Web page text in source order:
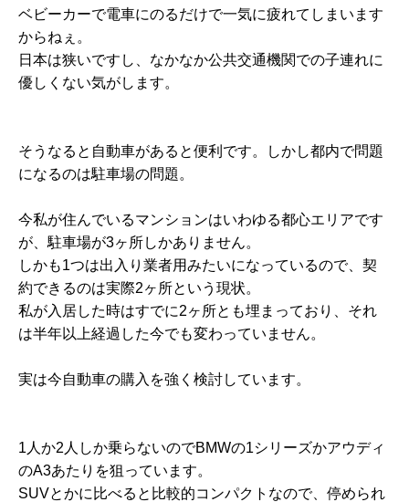
ベビーカーで電車にのるだけで一気に疲れてしまいます
からねぇ。
日本は狭いですし、なかなか公共交通機関での子連れに
優しくない気がします。
そうなると自動車があると便利です。しかし都内で問題
になるのは駐車場の問題。
今私が住んでいるマンションはいわゆる都心エリアです
が、駐車場が3ヶ所しかありません。
しかも1つは出入り業者用みたいになっているので、契
約できるのは実際2ヶ所という現状。
私が入居した時はすでに2ヶ所とも埋まっており、それ
は半年以上経過した今でも変わっていません。
実は今自動車の購入を強く検討しています。
1人か2人しか乗らないのでBMWの1シリーズかアウディ
のA3あたりを狙っています。
SUVとかに比べると比較的コンパクトなので、停められ